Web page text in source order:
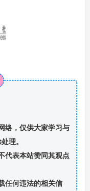
络，仅供大家学习与
理。
代表本站赞同其观点
任何违法的相关信